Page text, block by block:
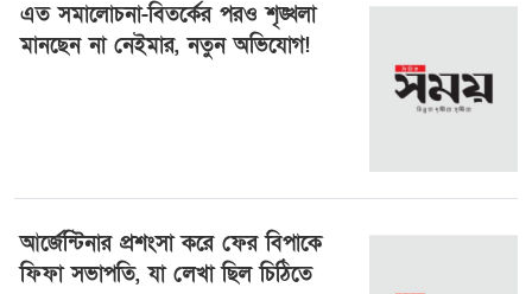
এত সমালোচনা-বিতর্কের পরও শৃঙ্খলা
মানছেন না নেইমার, নতুন অভিযোগ!
আর্জেন্টিনার প্রশংসা করে ফের বিপাকে
ফিফা সভাপতি, যা লেখা ছিল চিঠিতে